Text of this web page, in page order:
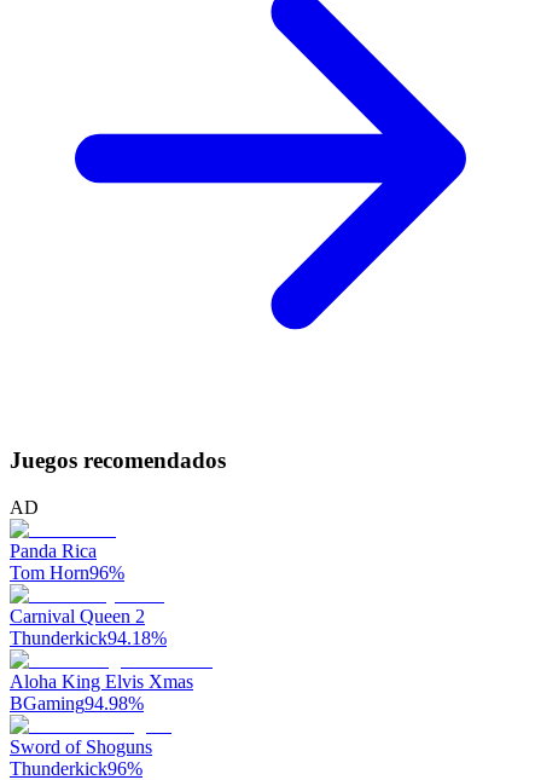
Juegos recomendados
AD
Panda Rica
Tom Horn96%
Carnival Queen 2
Thunderkick94.18%
Aloha King Elvis Xmas
BGaming94.98%
Sword of Shoguns
Thunderkick96%